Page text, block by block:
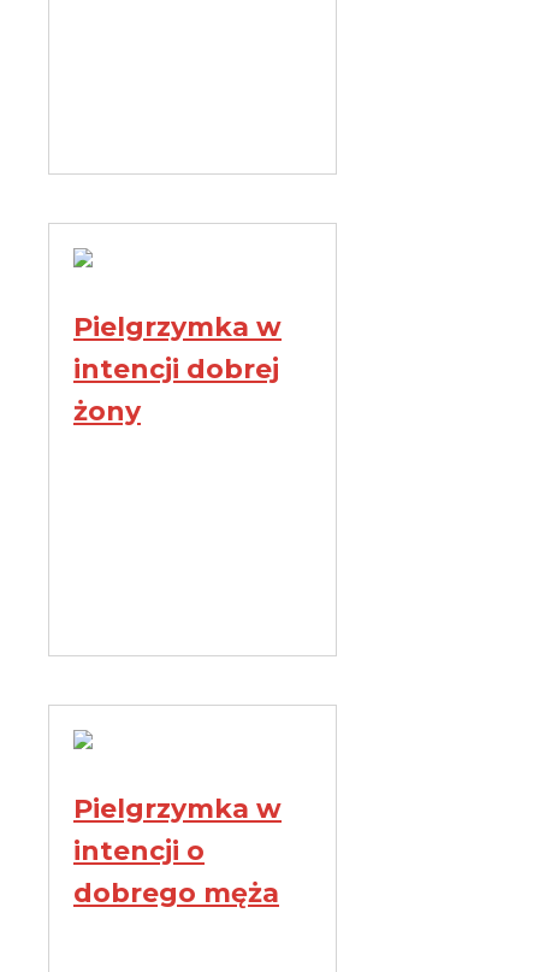
Pielgrzymka w
intencji dobrej
żony
Pielgrzymka w
intencji o
dobrego męża